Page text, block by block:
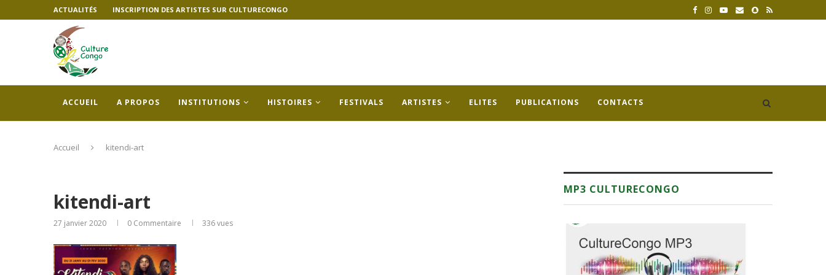
ACTUALITÉS INSCRIPTION DES ARTISTES SUR CULTURECONGO
ACCUEIL A PROPOS INSTITUTIONS HISTOIRES FESTIVALS ARTISTES ELITES PUBLICATIONS CONTACTS
Accueil kitendi-art
kitendi-art
27 janvier 2020 0 Commentaire 336vues
MP3 CULTURECONGO